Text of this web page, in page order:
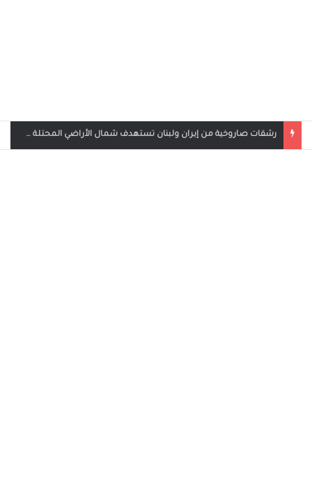
بث مباشر مباراة الأردن والإمارات في كأس العرب 2025